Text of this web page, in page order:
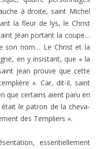
à droite, saint Michel
la fleur de lys, le Christ
Jean portant la coupe…
son nom… Le Christ et la
en y insistant, que « la
Jean prouve que cette
». Car, dit-il, saint
que certains aient paru en
le patron de la cheva­
des Templiers ».
essentiellement